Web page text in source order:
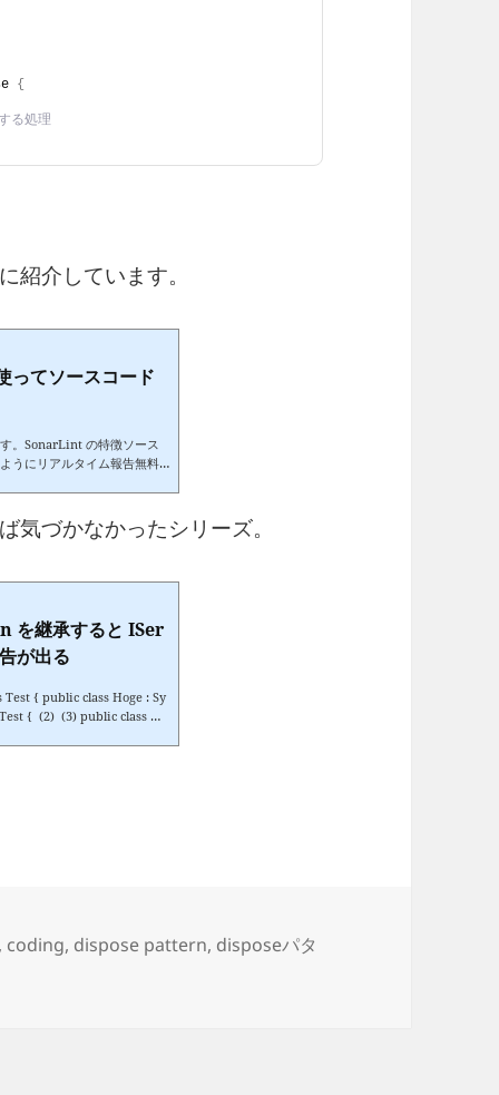
{
る処理
介しています。
てソースコード
。SonarLint の特徴ソース
うにリアルタイム報告無料V
題点を報告してくれます。
づかなかったシリーズ。
を継承すると ISer
が出る
Hoge : Sy
{ (2) (3) public class Ho
coding, dispose pattern, disposeパタ